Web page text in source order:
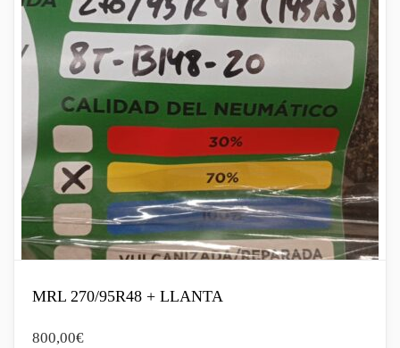
MRL 270/95R48 + LLANTA
800,00€